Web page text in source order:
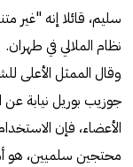
سليم، قائلا إنه
نظام الملالي في طهران.
وقال الممثل الأعلى
جوزيب بوريل نيابة عن
الأعضاء، فإن
محتجين سلميين، هو